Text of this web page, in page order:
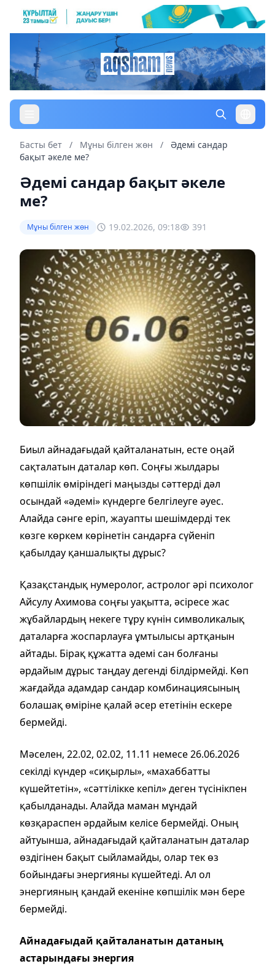
Басты бет / Мұны білген жөн /
Әдемі сандар
бақыт әкеле ме?
Әдемі сандар бақыт әкеле
ме?
Мұны білген жөн 19.02.2026, 09:18 391
Биыл айнадағыдай қайталанатын, есте оңай
сақталатын даталар көп. Соңғы жылдары
көпшілік өміріндегі маңызды сәттерді дәл
осындай «әдемі» күндерге белгілеуге әуес.
Алайда сәнге еріп, жауапты шешімдерді тек
көзге көркем көрінетін сандарға сүйеніп
қабылдау қаншалықты дұрыс?
Қазақстандық нумеролог, астролог әрі психолог
Айсулу Ахимова соңғы уақытта, әсіресе жас
жұбайлардың некеге тұру күнін символикалық
даталарға жоспарлауға ұмтылысы артқанын
айтады. Бірақ құжатта әдемі сан болғаны
әрдайым дұрыс таңдау дегенді білдірмейді. Көп
жағдайда адамдар сандар комбинациясының
болашақ өміріне қалай әсер ететінін ескере
бермейді.
Мәселен, 22.02, 02.02, 11.11 немесе 26.06.2026
секілді күндер «сиқырлы», «махаббатты
күшейтетін», «сәттілікке кепіл» деген түсінікпен
қабылданады. Алайда маман мұндай
көзқараспен әрдайым келісе бермейді. Оның
айтуынша, айнадағыдай қайталанатын даталар
өздігінен бақыт сыйламайды, олар тек өз
бойындағы энергияны күшейтеді. Ал ол
энергияның қандай екеніне көпшілік мән бере
бермейді.
Айнадағыдай қайталанатын датаның
астарындағы энергия